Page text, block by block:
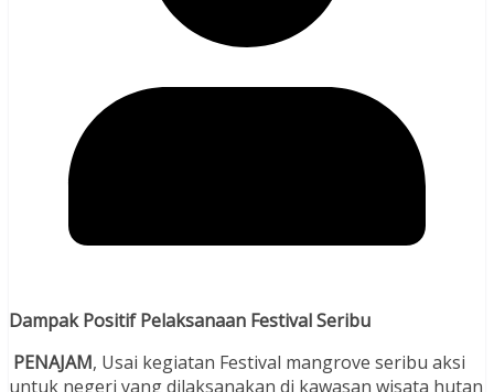
Dampak Positif Pelaksanaan Festival Seribu
PENAJAM, Usai kegiatan Festival mangrove seribu aksi
untuk negeri yang dilaksanakan di kawasan wisata hutan